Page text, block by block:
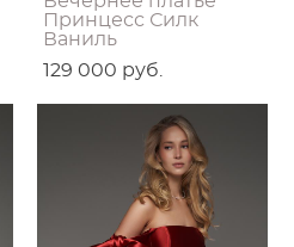
Принцесс Силк
Ваниль
129 000 pуб.